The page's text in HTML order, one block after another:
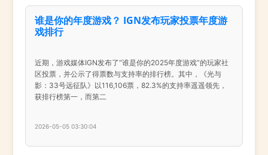
谁是你的年度游戏？ IGN发布玩家投票年度游
戏排行
近期，游戏媒体IGN发布了“谁是你的2025年度游戏”的玩家社
区投票，并公示了得票数与支持率的排行榜。其中，《光与
影：33号远征队》以116,106票，82.3%的支持率遥遥领先，
获排行榜第一，而第二
2026-05-05 03:30:04